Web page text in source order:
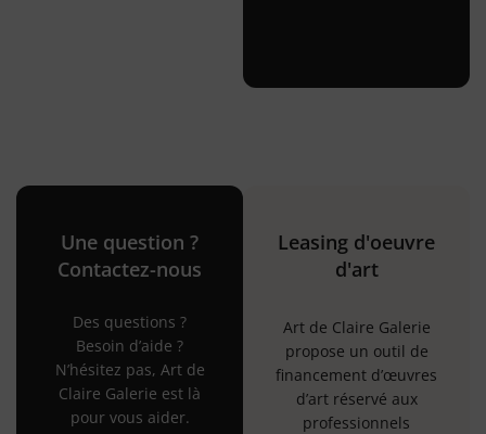
Une question ?
Contactez-nous
Des questions ?
Besoin d’aide ?
N’hésitez pas, Art de
Claire Galerie est là
pour vous aider.
Leasing d'oeuvre
d'art
Art de Claire Galerie
propose un outil de
financement d’œuvres
d’art réservé aux
professionnels